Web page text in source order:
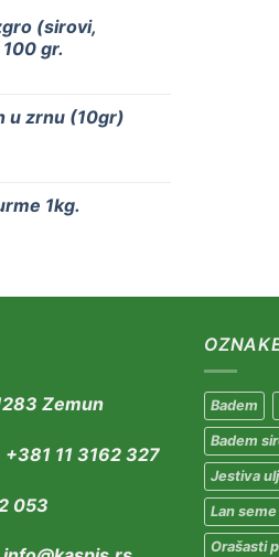
(sirovi,
gr.
u zrnu (10gr)
1kg.
Zemun
11 3162 327
053
Badem
Badem
Jestiva
Lan seme
Orašasti